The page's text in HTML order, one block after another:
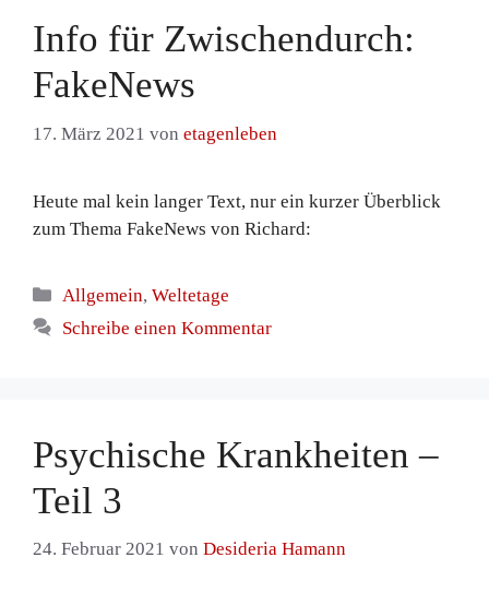
Info für Zwischendurch:
FakeNews
17. März 2021 von etagenleben
Heute mal kein langer Text, nur ein kurzer Überblick
zum Thema FakeNews von Richard:
Kategorien
Allgemein,Weltetage
Schreibe einen Kommentar
Psychische Krankheiten –
Teil 3
24. Februar 2021 von Desideria Hamann